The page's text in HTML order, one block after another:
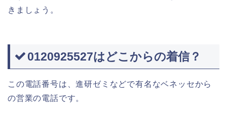
きましょう。
0120925527はどこからの着信？
この電話番号は、進研ゼミなどで有名なベネッセから
の営業の電話です。